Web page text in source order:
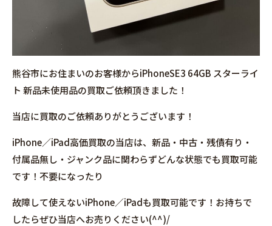
熊谷市にお住まいのお客様からiPhoneSE3 64GB スターライ
ト 新品未使用品の買取ご依頼頂きました！
当店に買取のご依頼ありがとうございます！
iPhone／iPad高価買取の当店は、新品・中古・残債有り・
付属品無し・ジャンク品に関わらずどんな状態でも買取可能
です！不要になったり
故障して使えないiPhone／iPadも買取可能です！お持ちで
したらぜひ当店へお売りください(^^)/